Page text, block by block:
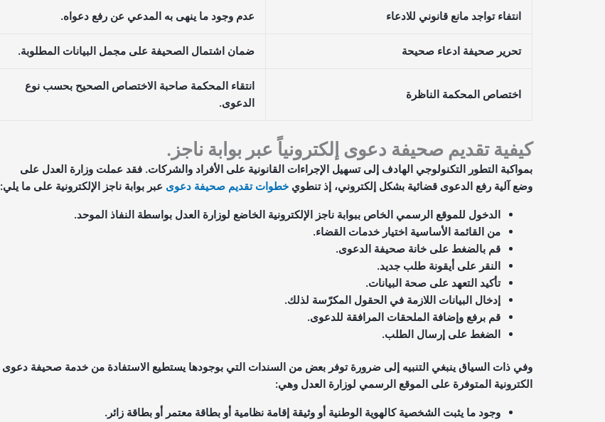
انتفاء تواجد مانع قانوني للادعاء عدم وجود ما ينهى به المدعي عن رفع دعواه.
تحرير صحيفة ادعاء صحيحة ضمان اشتمال الصحيفة على مجمل البيانات المطلوبة.
اختصاص المحكمة الناظرة
انتقاء المحكمة صاحبة الاختصاص الصحيح بحسب نوع
الدعوى.
كيفية تقديم صحيفة دعوى إلكترونياً عبر بوابة ناجز.
بمواكبة التطور التكنولوجي الهادف إلى تسهيل الإجراءات القانونية على الأفراد والشركات. فقد عملت وزارة العدل على
وضع آلية رفع الدعوى قضائية بشكل إلكتروني، إذ تنطوي خطوات تقديم صحيفة دعوى عبر بوابة ناجز الإلكترونية على ما يلي:
الدخول للموقع الرسمي الخاص ببوابة ناجز الإلكترونية الخاضع لوزارة العدل بواسطة النفاذ الموحد.
من القائمة الأساسية اختيار خدمات القضاء.
قم بالضغط على خانة صحيفة الدعوى.
النقر على أيقونة طلب جديد.
تأكيد التعهد على صحة البيانات.
إدخال البيانات اللازمة في الحقول المكرّسة لذلك.
قم برفع وإضافة الملحقات المرافقة للدعوى.
الضغط على إرسال الطلب.
وفي ذات السياق ينبغي التنبيه إلى ضرورة توفر بعض من السندات التي بوجودها يستطيع الاستفادة من خدمة صحيفة دعوى
الكترونية المتوفرة على الموقع الرسمي لوزارة العدل وهي:
وجود ما يثبت الشخصية كالهوية الوطنية أو وثيقة إقامة نظامية أو بطاقة معتمر أو بطاقة زائر.